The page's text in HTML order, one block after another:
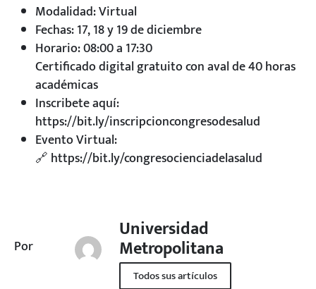
Por
Universidad
Metropolitana
Todos sus artículos
Modalidad: Virtual
Fechas: 17, 18 y 19 de diciembre
Horario: 08:00 a 17:30
Certificado digital gratuito con aval de 40 horas
académicas
Inscribete aquí:
https://bit.ly/inscripcioncongresodesalud
Evento Virtual:
🔗 https://bit.ly/congresocienciadelasalud